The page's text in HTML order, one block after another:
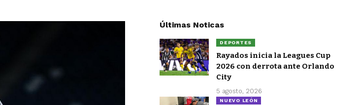
Últimas Noticas
DEPORTES
Rayados inicia la Leagues Cup
2026 con derrota ante Orlando
City
5 agosto, 2026
NUEVO LEÓN